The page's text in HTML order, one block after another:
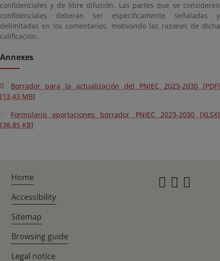
confidenciales y de libre difusión. Las partes que se consideren
confidenciales deberán ser específicamente señaladas y
delimitadas en los comentarios, motivando las razones de dicha
calificación.
Annexes
Borrador para la actualización del PNIEC 2023-2030 [PDF]
[13,43 MB]
Formulario aportaciones borrador PNIEC 2023-2030 [XLSX]
[38,85 KB]
Home
Accessibility
Sitemap
Browsing guide
Legal notice